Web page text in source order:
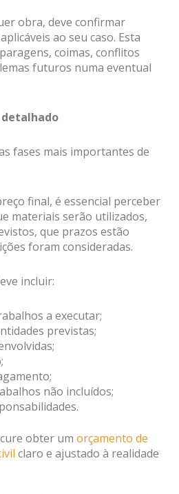
obra, deve confirmar
ao seu caso. Esta
coimas, conflitos
futuros numa eventual
fases mais importantes de
final, é essencial perceber
materiais serão utilizados,
que prazos estão
foram consideradas.
incluir:
a executar;
previstas;
não incluídos;
obter um orçamento de
claro e ajustado à realidade